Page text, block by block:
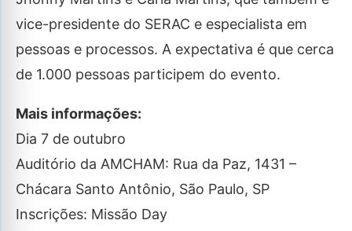
vice-presidente do SERAC e especialista em
pessoas e processos. A expectativa é que cerca
de 1.000 pessoas participem do evento.
Mais informações:
Dia 7 de outubro
Auditório da AMCHAM: Rua da Paz, 1431 –
Chácara Santo Antônio, São Paulo, SP
Inscrições: Missão Day